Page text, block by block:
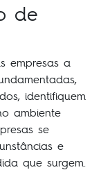
de
empresas a
identifiquem
ambiente
se
e
que surgem.